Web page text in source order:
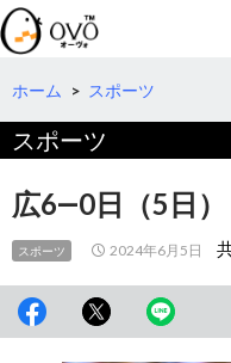
検
索
コ
テ
へ
動
ホーム > スポーツ
スポーツ
広6―0日（5日
スポーツ 2024年6月5日